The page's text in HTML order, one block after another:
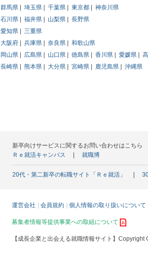
群馬県 埼玉県 千葉県 東京都
神奈川県
石川県 福井県 山梨県
長野県
愛知県
三重県
大阪府 兵庫県 奈良県
和歌山県
岡山県 広島県 山口県 徳島県 香川県 愛媛県
長崎県 熊本県 大分県 宮崎県 鹿児島県
沖縄県
新卒向けサービスに関するお問い合わせはこちら
Ｒｅ就活キャンパス
就職博
20代・第二新卒の転職サイト「Ｒｅ就活」
運営会社 会員規約 個人情報の取り扱いについて
募集者情報等提供事業への取組について
【成長企業と出会える就職情報サイト】 Copyright